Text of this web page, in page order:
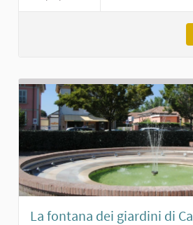
La fontana dei giardini di